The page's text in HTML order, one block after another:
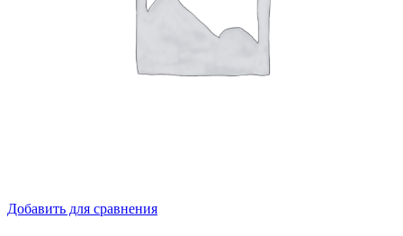
Добавить для сравнения